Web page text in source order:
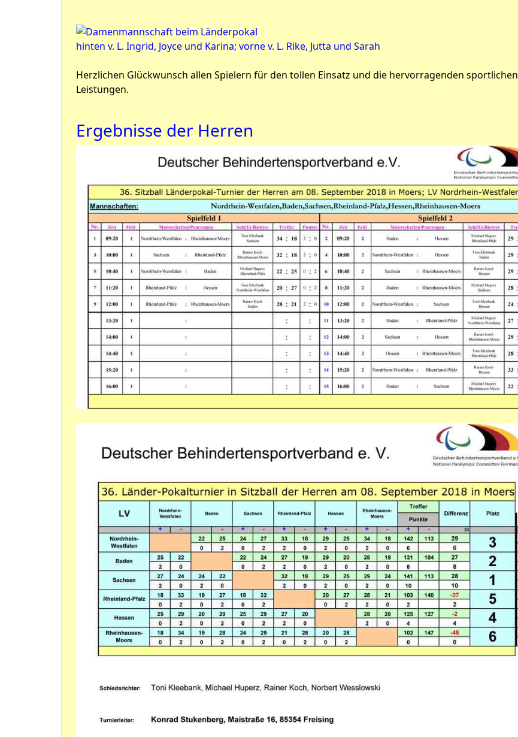
hinten v. L. Ingrid, Joyce und Karina; vorne v. L. Rike, Jutta und Sarah
Herzlichen Glückwunsch allen Spielern für den tollen Einsatz und die hervorragenden sportlichen
Leistungen.
Ergebnisse der Herren